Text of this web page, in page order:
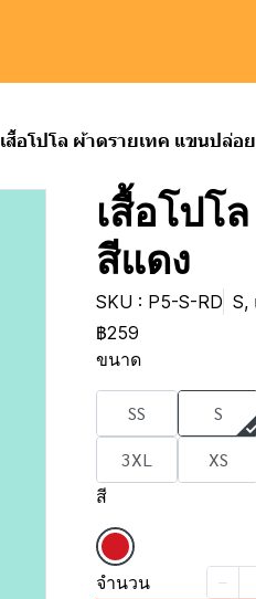
เสื้อโปโล ผ้าดรายเทค แขนปล่อ
เสื้อโปโ
สีแดง
SKU : P5-S-RD S,
฿259
ขนาด
SS S
3XL
XS
สี
จำนวน